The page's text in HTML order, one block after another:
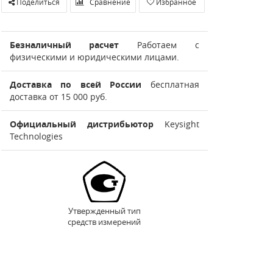
Безналичный расчет Работаем с
физическими и юридическими лицами.
Доставка по всей России бесплатная
доставка от 15 000 руб.
Официальный дистрибьюторKeysight
Technologies
Утвержденный тип
средств измерений